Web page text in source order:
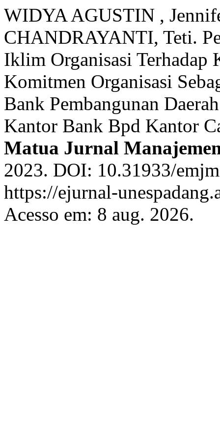
WIDYA AGUSTIN ,
CHANDRAYANTI, Teti.
Iklim Organisasi Terhadap
Komitmen Organisasi
Bank Pembangunan
Kantor Bank Bpd Kantor
Matua Jurnal
2023. DOI: 10.31933/
https://ejurnal-
Acesso em: 8 aug. 2026.